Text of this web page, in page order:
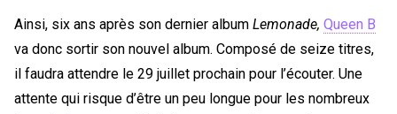
Ainsi, six ans après son dernier album Lemonade, Queen B
va donc sortir son nouvel album. Composé de seize titres,
il faudra attendre le 29 juillet prochain pour l’écouter. Une
attente qui risque d’être un peu longue pour les nombreux